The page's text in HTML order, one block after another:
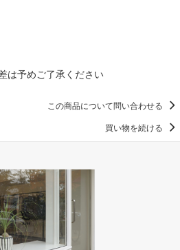
は予めご了承ください
この商品について問い合わせる
買い物を続ける